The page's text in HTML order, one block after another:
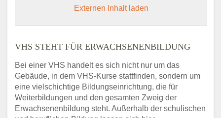
Externen Inhalt laden
VHS STEHT FÜR ERWACHSENENBILDUNG
Bei einer VHS handelt es sich nicht nur um das
Gebäude, in dem VHS-Kurse stattfinden, sondern um
eine vielschichtige Bildungseinrichtung, die für
Weiterbildungen und den gesamten Zweig der
Erwachsenenbildung steht. Außerhalb der schulischen